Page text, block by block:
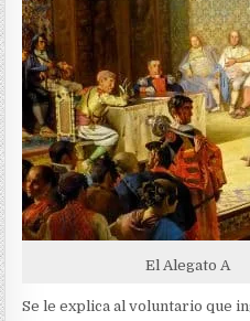
El Alegato A
Se le explica al voluntario que